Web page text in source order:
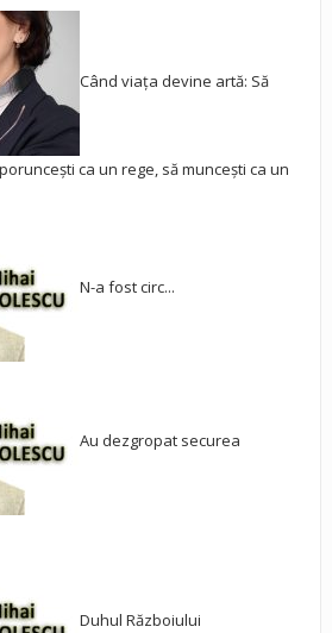
Când viața devine artă: Să
ca un rege, să muncești ca un
N-a fost circ...
Au dezgropat securea
Duhul Războiului